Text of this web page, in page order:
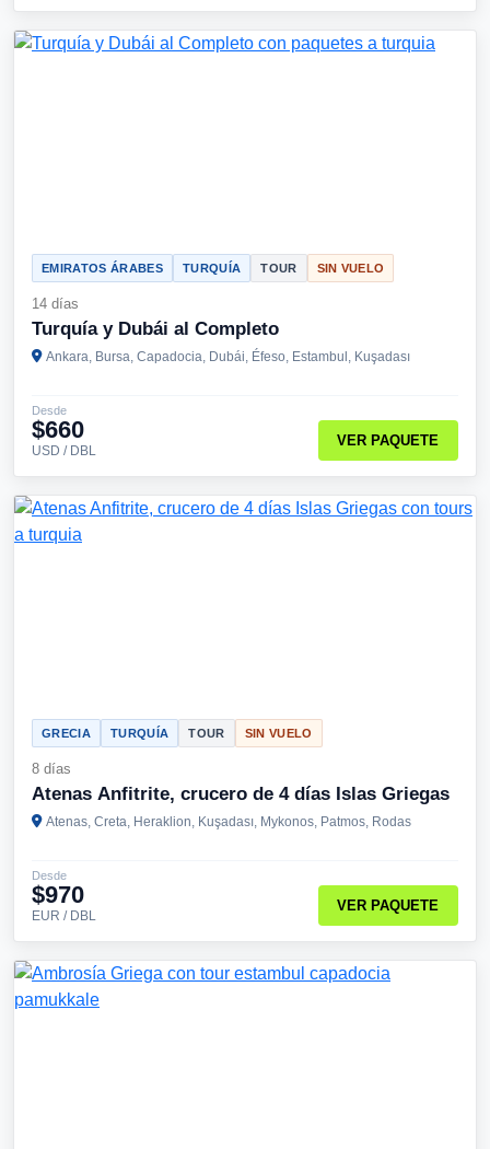
EMIRATOS ÁRABES TURQUÍA TOUR SIN VUELO
14 días
Turquía y Dubái al Completo
Ankara, Bursa, Capadocia, Dubái, Éfeso, Estambul, Kuşadası
Desde
$660
USD / DBL
VER PAQUETE
GRECIA TURQUÍA TOUR SIN VUELO
8 días
Atenas Anfitrite, crucero de 4 días Islas Griegas
Atenas, Creta, Heraklion, Kuşadası, Mykonos, Patmos, Rodas
Desde
$970
EUR / DBL
VER PAQUETE